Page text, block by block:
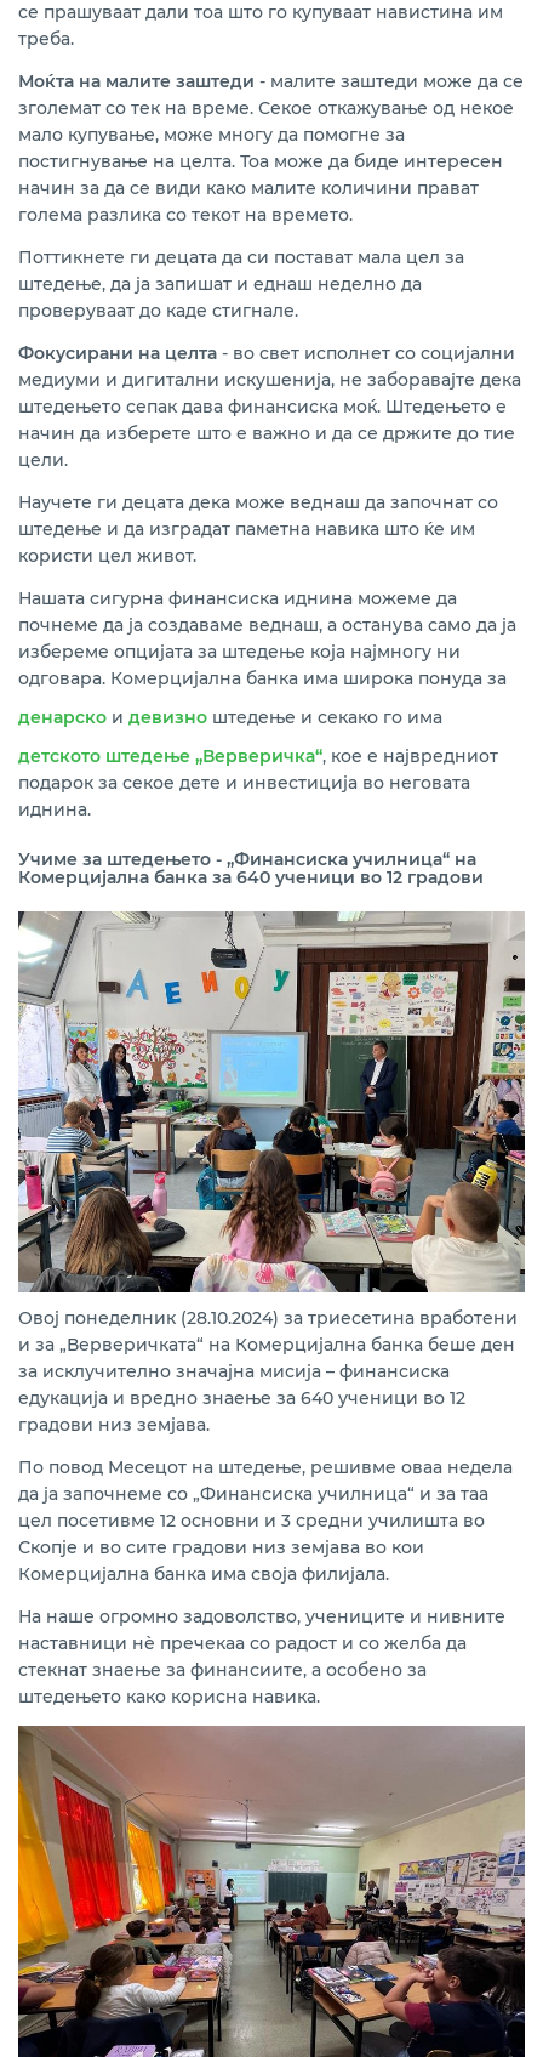
се прашуваат дали тоа што го купуваат навистина им
треба.
Моќта на малите заштеди - малите заштеди може да се
зголемат со тек на време. Секое откажување од некое
мало купување, може многу да помогне за
постигнување на целта. Тоа може да биде интересен
начин за да се види како малите количини прават
голема разлика со текот на времето.
Поттикнете ги децата да си постават мала цел за
штедење, да ја запишат и еднаш неделно да
проверуваат до каде стигнале.
Фокусирани на целта - во свет исполнет со социјални
медиуми и дигитални искушенија, не заборавајте дека
штедењето сепак дава финансиска моќ. Штедењето е
начин да изберете што е важно и да се држите до тие
цели.
Научете ги децата дека може веднаш да започнат со
штедење и да изградат паметна навика што ќе им
користи цел живот.
Нашата сигурна финансиска иднина можеме да
почнеме да ја создаваме веднаш, а останува само да ја
избереме опцијата за штедење која најмногу ни
одговара. Комерцијална банка има широка понуда за
денарско и девизно штедење и секако го има
детското штедење „Верверичка“, кое е највредниот
подарок за секое дете и инвестиција во неговата
иднина.
Учиме за штедењето - „Финансиска училница“ на
Комерцијална банка за 640 ученици во 12 градови
Овој понеделник (28.10.2024) за триесетина вработени
и за „Верверичката“ на Комерцијална банка беше ден
за исклучително значајна мисија – финансиска
едукација и вредно знаење за 640 ученици во 12
градови низ земјава.
По повод Месецот на штедење, решивме оваа недела
да ја започнеме со „Финансиска училница“ и за таа
цел посетивме 12 основни и 3 средни училишта во
Скопје и во сите градови низ земјава во кои
Комерцијална банка има своја филијала.
На наше огромно задоволство, учениците и нивните
наставници нѐ пречекаа со радост и со желба да
стекнат знаење за финансиите, а особено за
штедењето како корисна навика.